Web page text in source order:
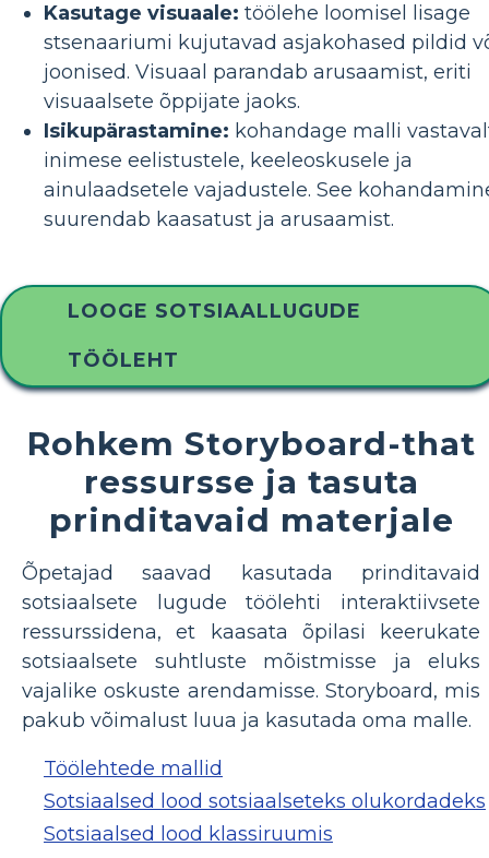
Kasutage visuaale: töölehe loomisel lisage
stsenaariumi kujutavad asjakohased pildid
joonised. Visuaal parandab arusaamist, eriti
visuaalsete õppijate jaoks.
Isikupärastamine: kohandage malli
inimese eelistustele, keeleoskusele ja
ainulaadsetele vajadustele. See
suurendab kaasatust ja arusaamist.
LOOGE SOTSIAALLUGUDE
TÖÖLEHT
Rohkem Storyboard-that
ressursse ja tasuta
prinditavaid materjale
Õpetajad saavad kasutada prinditavaid
sotsiaalsete lugude töölehti interaktiivsete
ressurssidena, et kaasata õpilasi keerukate
sotsiaalsete suhtluste mõistmisse ja eluks
vajalike oskuste arendamisse. Storyboard, mis
pakub võimalust luua ja kasutada oma malle.
Töölehtede mallid
Sotsiaalsed lood sotsiaalseteks olukordadeks
Sotsiaalsed lood klassiruumis